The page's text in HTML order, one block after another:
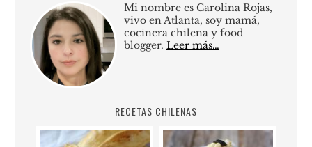
Mi nombre es Carolina Rojas,
vivo en Atlanta, soy mamá,
cocinera chilena y food
blogger. Leer más…
RECETAS CHILENAS